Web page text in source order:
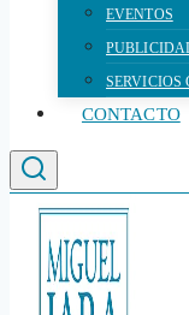
EVENTOS
SERVICIOS
CONTACTO